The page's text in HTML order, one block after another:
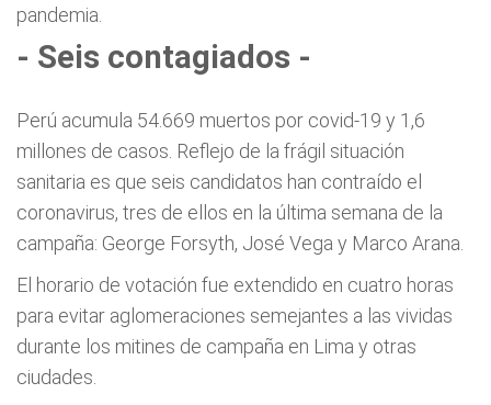
pandemia.
- Seis contagiados -
Perú acumula 54.669 muertos por covid-19 y 1,6
millones de casos. Reflejo de la frágil situación
sanitaria es que seis candidatos han contraído el
coronavirus, tres de ellos en la última semana de la
campaña: George Forsyth, José Vega y Marco Arana.
El horario de votación fue extendido en cuatro horas
para evitar aglomeraciones semejantes a las vividas
durante los mitines de campaña en Lima y otras
ciudades.